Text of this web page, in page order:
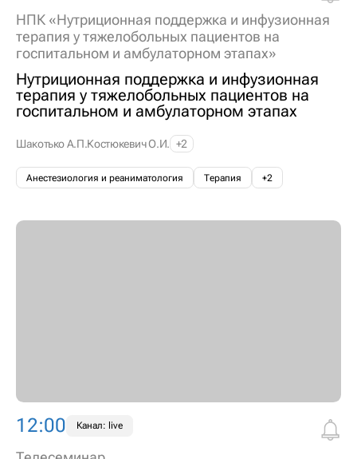
НПК «Нутриционная поддержка и инфузионная
терапия у тяжелобольных пациентов на
госпитальном и амбулаторном этапах»
Нутриционная поддержка и инфузионная
терапия у тяжелобольных пациентов на
госпитальном и амбулаторном этапах
Шакотько А.П.Костюкевич О.И. +2
Анестезиология и реаниматология Терапия +2
12:00 Канал: live